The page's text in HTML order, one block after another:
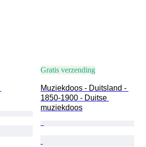
Gratis verzending
Muziekdoos - Duitsland -
1850-1900 - Duitse
muziekdoos